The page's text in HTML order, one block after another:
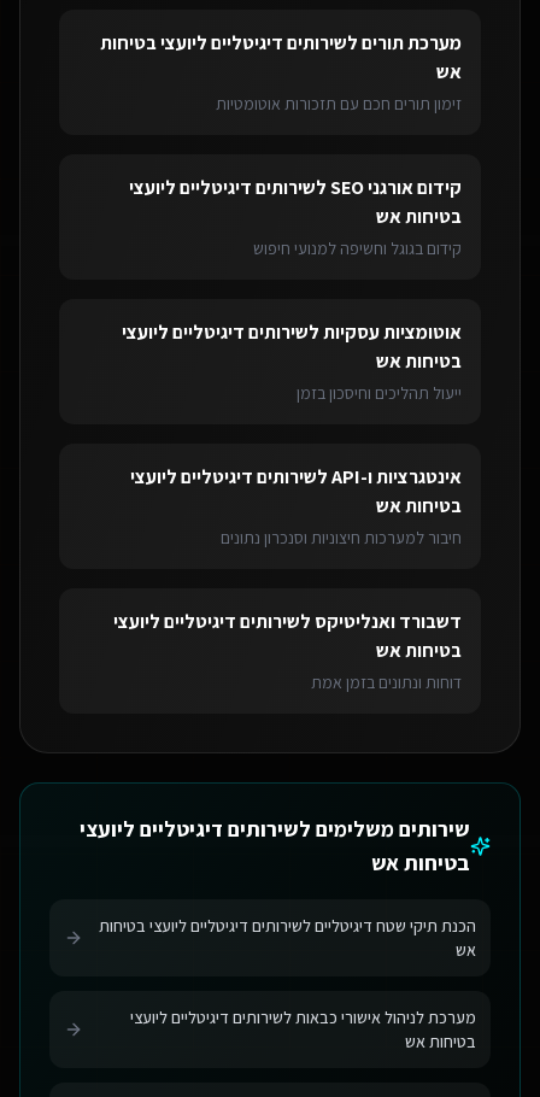
מערכת תוריםלשירותים דיגיטליים ליועצי בטיחות
אש
זימון תורים חכם עם תזכורות אוטומטיות
קידום אורגני SEO לשירותים דיגיטליים ליועצי
בטיחות אש
קידום בגוגל וחשיפה למנועי חיפוש
אוטומציות עסקיותלשירותים דיגיטליים ליועצי
בטיחות אש
ייעול תהליכים וחיסכון בזמן
אינטגרציות ו-API לשירותים דיגיטליים ליועצי
בטיחות אש
חיבור למערכות חיצוניות וסנכרון נתונים
דשבורד ואנליטיקס לשירותים דיגיטליים ליועצי
בטיחות אש
דוחות ונתונים בזמן אמת
שירותים משלימים לשירותים דיגיטליים ליועצי
בטיחות אש
הכנת תיקי שטח דיגיטליים לשירותים דיגיטליים ליועצי בטיחות
אש
מערכת לניהול אישורי כבאות לשירותים דיגיטליים ליועצי
בטיחות אש